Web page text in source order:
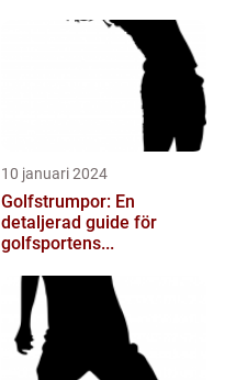
10 januari 2024
Golfstrumpor: En
detaljerad guide för
golfsportens...